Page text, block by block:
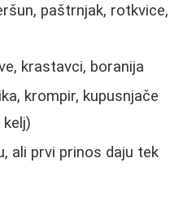
paštrnjak, rotkvice,
krastavci, boranija
krompir, kupusnjače
ali prvi prinos daju tek